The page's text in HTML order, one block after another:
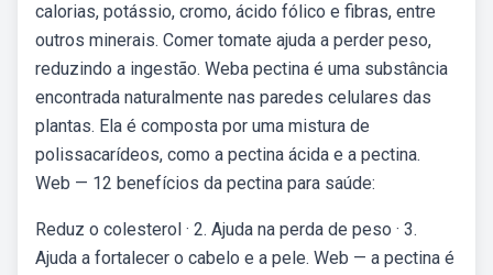
calorias, potássio, cromo, ácido fólico e fibras, entre
outros minerais. Comer tomate ajuda a perder peso,
reduzindo a ingestão. Weba pectina é uma substância
encontrada naturalmente nas paredes celulares das
plantas. Ela é composta por uma mistura de
polissacarídeos, como a pectina ácida e a pectina.
Web — 12 benefícios da pectina para saúde:
Reduz o colesterol · 2. Ajuda na perda de peso · 3.
Ajuda a fortalecer o cabelo e a pele. Web — a pectina é